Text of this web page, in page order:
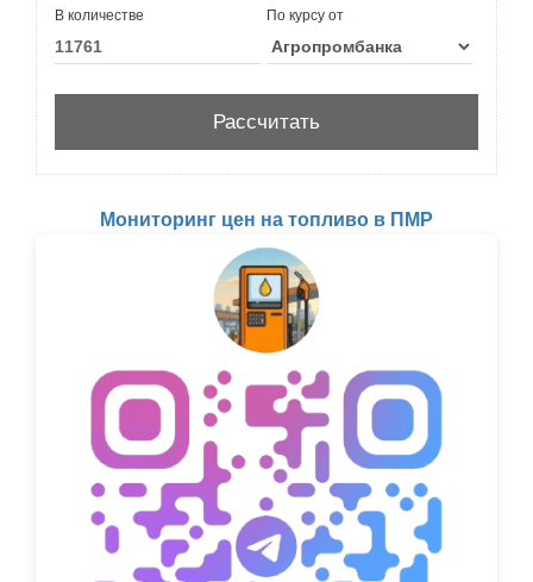
В количестве По курсу от
Мониторинг цен на топливо в ПМР